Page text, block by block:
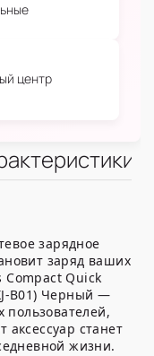
центр
зарядное
заряд ваших
Compact Quick
B01) Черный —
аксессуар станет
жизни.